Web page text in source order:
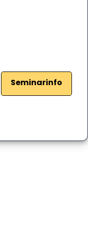
Seminarinfo